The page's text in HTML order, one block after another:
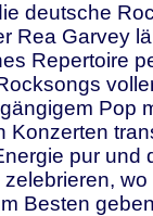
deutsche
Rea Garvey
Repertoire
Pop
Konzerten
pur und
Besten